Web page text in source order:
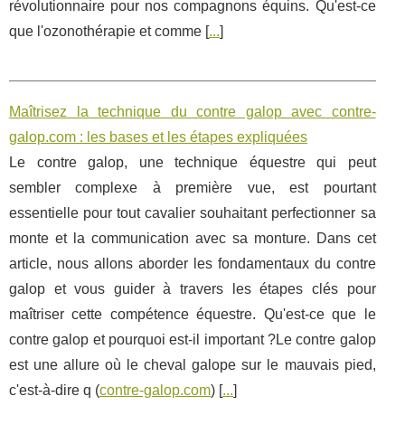
révolutionnaire pour nos compagnons équins. Qu'est-ce
que l'ozonothérapie et comme [...]
Maîtrisez la technique du contre galop avec contre-
galop.com : les bases et les étapes expliquées
Le contre galop, une technique équestre qui peut
sembler complexe à première vue, est pourtant
essentielle pour tout cavalier souhaitant perfectionner sa
monte et la communication avec sa monture. Dans cet
article, nous allons aborder les fondamentaux du contre
galop et vous guider à travers les étapes clés pour
maîtriser cette compétence équestre. Qu'est-ce que le
contre galop et pourquoi est-il important ?Le contre galop
est une allure où le cheval galope sur le mauvais pied,
c'est-à-dire q (contre-galop.com) [...]